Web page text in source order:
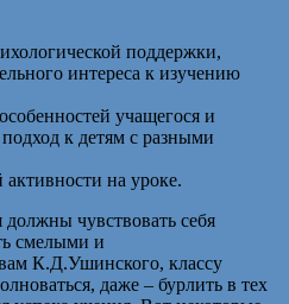
поддержки,
интереса к изучению
учащегося и
к детям с разными
на уроке.
чувствовать себя
смелыми и
К.Д.Ушинского, классу
даже – бурлить в тех